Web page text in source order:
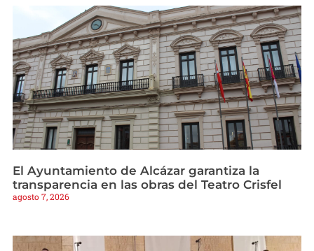
El Ayuntamiento de Alcázar garantiza la
transparencia en las obras del Teatro Crisfel
agosto 7, 2026